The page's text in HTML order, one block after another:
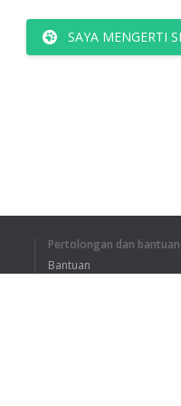
SAYA MENGERTI
Pertolongan dan bantuan
Bantuan